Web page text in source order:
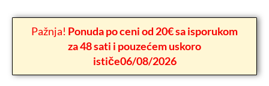
Pažnja! Ponuda po ceni od 20€ sa isporukom
za 48 sati i pouzećem uskoro
ističe06/08/2026